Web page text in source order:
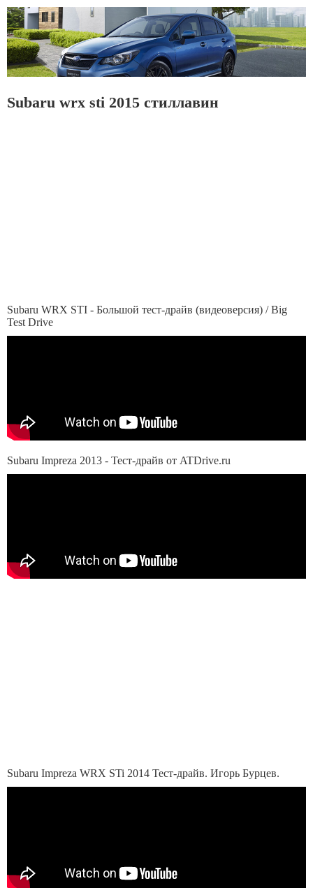
Subaru wrx sti 2015 стиллавин
Subaru WRX STI - Большой тест-драйв (видеоверсия) / Big
Test Drive
Subaru Impreza 2013 - Тест-драйв от ATDrive.ru
Subaru Impreza WRX STi 2014 Тест-драйв. Игорь Бурцев.